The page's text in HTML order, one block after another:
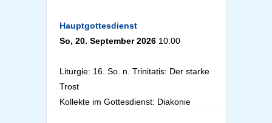
Hauptgottesdienst
So, 20. September 2026 10:00
Liturgie: 16. So. n. Trinitatis: Der starke
Trost
Kollekte im Gottesdienst: Diakonie